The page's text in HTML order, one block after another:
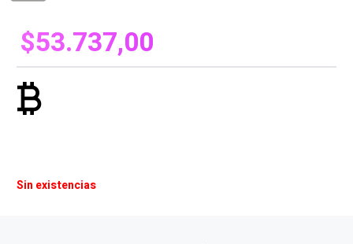
$53.737,00
currency_bitcoin
Sin existencias